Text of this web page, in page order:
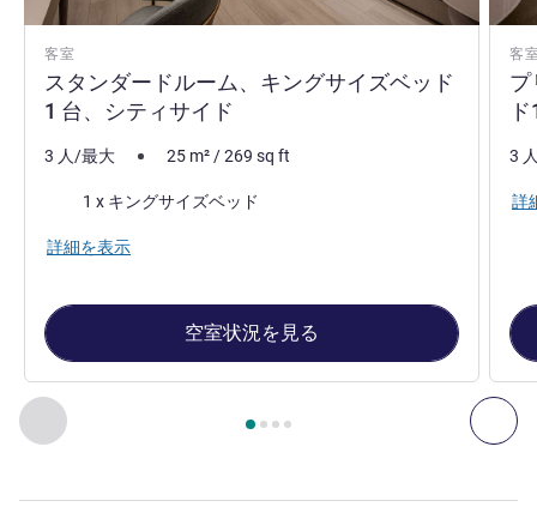
前に戻る - 客室 次
4ページ中 , 客室 1 : スタンダードルーム、キング
客室
スタンダードルーム、キングサイズベッド
1 台、シティサイド
3 人/最大 25 m²/269 sq ft
1 x キングサイズベッド
詳細を表示
空室状況を見る
客
プ
3
詳